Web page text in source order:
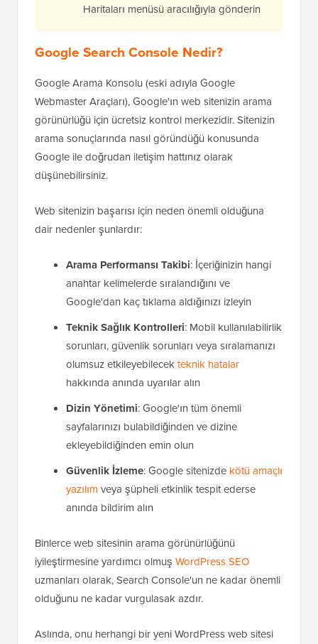
Haritaları menüsü aracılığıyla gönderin
Google Search Console Nedir?
Google Arama Konsolu (eski adıyla Google
Webmaster Araçları), Google'ın web sitenizin arama
görünürlüğü için ücretsiz kontrol merkezidir. Sitenizin
arama sonuçlarında nasıl göründüğü konusunda
Google ile doğrudan iletişim hattınız olarak
düşünebilirsiniz.
Web sitenizin başarısı için neden önemli olduğuna
dair nedenler şunlardır:
Arama Performansı Takibi: İçeriğinizin hangi
anahtar kelimelerde sıralandığını ve
Google'dan kaç tıklama aldığınızı izleyin
Teknik Sağlık Kontrolleri: Mobil kullanılabilirlik
sorunları, güvenlik sorunları veya sıralamanızı
olumsuz etkileyebilecekteknik hatalar
hakkında anında uyarılar alın
Dizin Yönetimi: Google'ın tüm önemli
sayfalarınızı bulabildiğinden ve dizine
ekleyebildiğinden emin olun
Güvenlik İzleme: Google sitenizde kötü amaçlı
yazılım veya şüpheli etkinlik tespit ederse
anında bildirim alın
Binlerce web sitesinin arama görünürlüğünü
iyileştirmesine yardımcı olmuş WordPress SEO
uzmanları olarak, Search Console'un ne kadar önemli
olduğunu ne kadar vurgulasak azdır.
Aslında, onu herhangi bir yeni WordPress web sitesi